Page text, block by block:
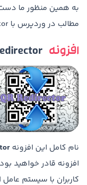
به همین منظور ما دست
مطالب در وردپرس با QR Redirector زدیم .
افزونه
نام کامل این افزونه
افزونه قادر خواهید